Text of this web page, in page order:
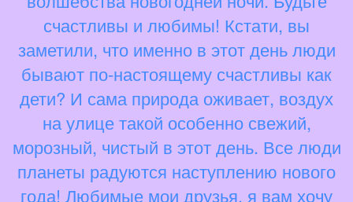
счастливы и любимы! Кстати, вы
заметили, что именно в этот день люди
бывают по-настоящему счастливы как
дети? И сама природа оживает, воздух
на улице такой особенно свежий,
морозный, чистый в этот день. Все люди
планеты радуются наступлению нового
года! Любимые мои друзья, я вам хочу